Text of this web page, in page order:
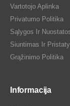
Vartotojo Aplinka
Privatumo Politika
Sąlygos Ir
Siuntimas Ir
Grąžinimo Politika
Informacija